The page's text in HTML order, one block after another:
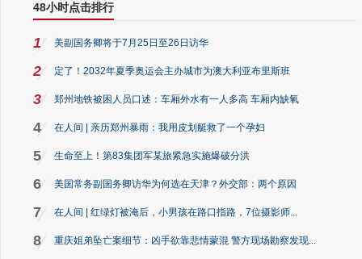
48小时点击排行
1 美副国务卿将于7月25日至26日访华
2 定了！2032年夏季奥运会主办城市为澳大利亚布里斯班
3 郑州地铁被困人员口述：车厢外水有一人多高 车厢内缺氧
4 在人间 | 亲历郑州暴雨：我用皮划艇救了一个孕妇
5 生命至上！第83集团军某旅紧急实施爆破分洪
6 美国常务副国务卿访华为何选在天津？外交部：两个原因
7 在人间 | 红绿灯被淹后，小男孩在路口指路，7位摄影师...
8 重庆姐弟坠亡案细节：凶手欲靠悲情蒙混 警方现场勘察发现...